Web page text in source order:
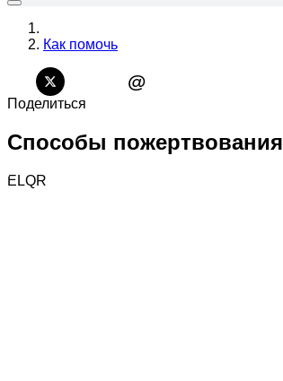
Как помочь
@
Поделиться
Cпособы пожертвования
ELQR